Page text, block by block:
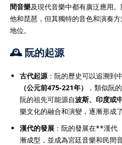
間音樂及現代音樂中都有廣泛應用
他和琵琶，但其獨特的音色和演奏
地位。
🕰️ 阮的起源
古代起源：阮的歷史可以追溯到
（公元前475-221年）
，類似阮
阮的祖先可能源自波斯、印度或
樂文化的融合和演變，逐漸形成
漢代的發展 ：阮的發展在**漢代
漸成型，並成為宮廷音樂和民間